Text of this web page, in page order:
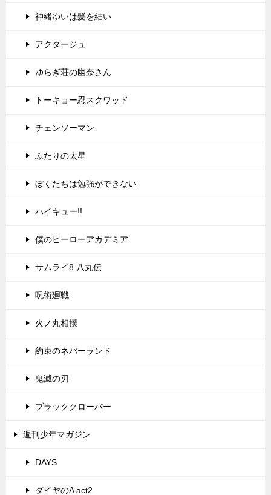
神緒ゆいは髪を結い
アクタージュ
ゆらぎ荘の幽奈さん
トーキョー忍スクワッド
チェンソーマン
ふたりの太星
ぼくたちは勉強ができない
ハイキュー!!
僕のヒーローアカデミア
サムライ8 八丸伝
呪術廻戦
火ノ丸相撲
約束のネバーランド
鬼滅の刃
ブラッククローバー
週刊少年マガジン
DAYS
ダイヤのA act2